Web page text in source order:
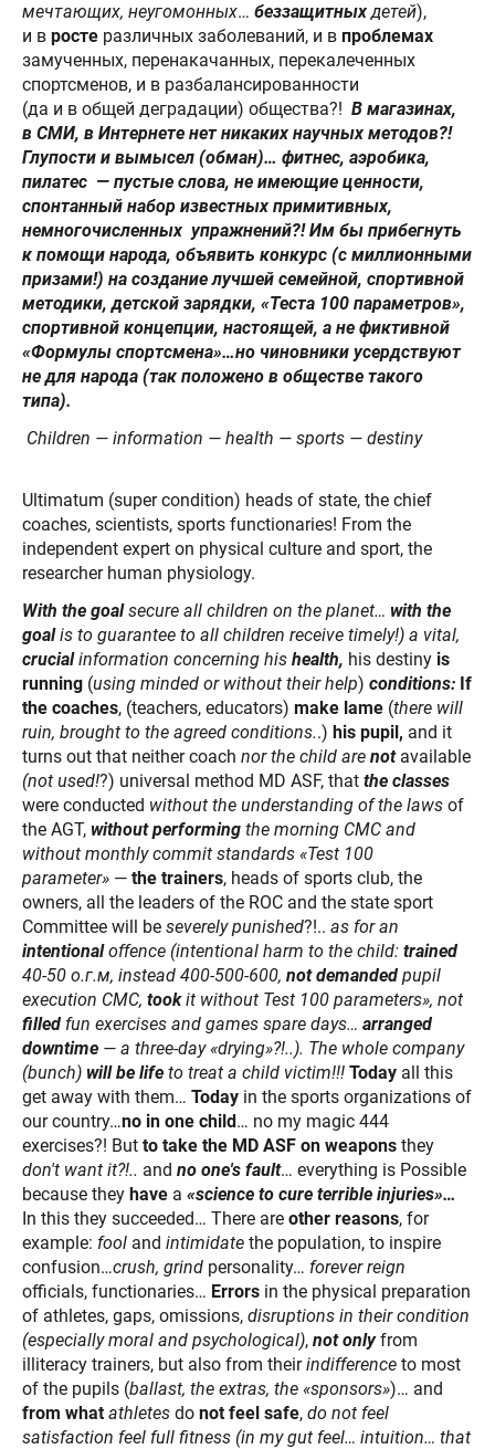
мечтающих, неугомонных… беззащитныхдетей),
и в росте различных заболеваний, и в проблемах
замученных, перенакачанных, перекалеченных
спортсменов, и в разбалансированности
(да и в общей деградации) общества?! В магазинах,
в СМИ, в Интернете нет никаких научных методов?!
Глупости и вымысел (обман)… фитнес, аэробика,
пилатес — пустые слова, не имеющие ценности,
спонтанный набор известных примитивных,
немногочисленных упражнений?! Им бы прибегнуть
к помощи народа, объявить конкурс (с миллионными
призами!) на создание лучшей семейной, спортивной
методики, детской зарядки, «Теста 100 параметров»,
спортивной концепции, настоящей, а не фиктивной
«Формулы спортсмена»…но чиновники усердствуют
не для народа (так положено в обществе такого
типа).
Children — information — health — sports — destiny
Ultimatum (super condition) heads of state, the chief
coaches, scientists, sports functionaries! From the
independent expert on physical culture and sport, the
researcher human physiology.
With the goal secure all children on the planet… with the
goal is to guarantee to all children receive timely!) a vital,
crucial information concerning his health, his destiny is
running (using minded or without their help) conditions: If
the coaches, (teachers, educators) make lame (there will
ruin, brought to the agreed conditions..) his pupil, and it
turns out that neither coach nor the child are not available
(not used!?) universal method MD ASF, that the classes
were conducted without the understanding of the laws of
the AGT, without performing the morning CMC and
without monthly commit standards «Test 100
parameter» — the trainers, heads of sports club, the
owners, all the leaders of the ROC and the state sport
Committee will be severely punished?!.. as for an
intentionaloffence (intentional harm to the child: trained
40-50 о.г.м, instead 400-500-600, not demanded pupil
execution CMC, tookit without Test 100 parameters», not
filled fun exercises and games spare days… arranged
downtime — a three-day «drying»?!..). The whole company
(bunch) will be life to treat a child victim!!! Today all this
get away with them… Today in the sports organizations of
our country…no in one child… no my magic 444
exercises?! But to take the MD ASF on weapons they
don't want it?!.. and no one's fault… everything is Possible
because they have a «science to cure terrible injuries»…
In this they succeeded… There are other reasons, for
example: fool and intimidate the population, to inspire
confusion…crush, grind personality… forever reign
officials, functionaries… Errors in the physical preparation
of athletes, gaps, omissions, disruptions in their condition
(especially moral and psychological), not onlyfrom
illiteracy trainers, but also from theirindifference to most
of the pupils (ballast, the extras, the «sponsors»)… and
from what athletes do not feel safe, do not feel
satisfaction feel full fitness (in my gut feel… intuition… that